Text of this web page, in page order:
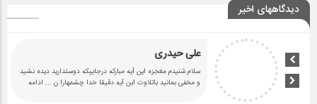
دیدگاههای اخیر
علی حیدری
سلام شنیدم مغجزه این آیه مبارکه درجاییکه دوستدارید دیده نشید
و مخفی بمانید باتلاوت ابن آیه دقیقا خدا چشمهارا ن ... ادامه